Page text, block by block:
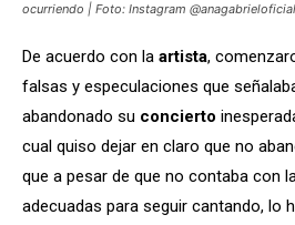
ocurriendo | Foto: Instagram @anagabrieloficial
De acuerdo con la artista,
falsas y especulaciones que
abandonado su concierto
cual quiso dejar en claro que no
que a pesar de que no contaba con
adecuadas para seguir cantando, lo